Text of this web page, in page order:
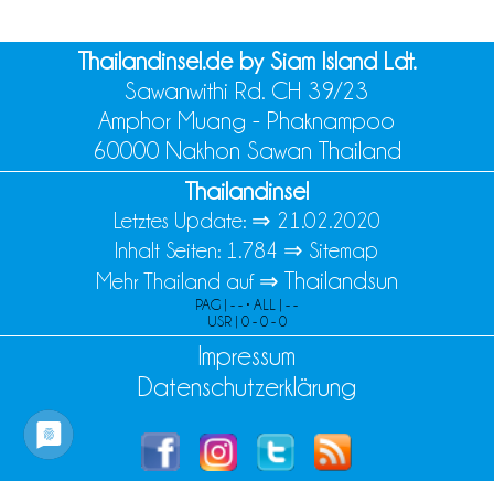
Thailandinsel.de by Siam Island Ldt.
Sawanwithi Rd. CH 39/23
Amphor Muang - Phaknampoo
60000 Nakhon Sawan Thailand
Thailandinsel
Letztes Update: ⇒ 21.02.2020
Inhalt Seiten: 1.784 ⇒ Sitemap
Mehr Thailand auf ⇒ Thailandsun
PAG | - - • ALL | - -
USR | 0 - 0 - 0
Impressum
Datenschutzerklärung